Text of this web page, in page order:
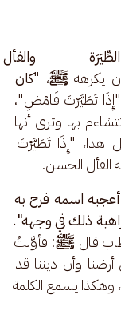
يكرهه ﷺ، "كان
تَطَيَّرْتَ فَامْضِ"،
بها وترى أنها
هذا، "إِذَا تَطَيَّرْتَ
الفأل الحسن.
اسمه فرح به
ذلك في وجهه".
قال ﷺ: فأوَّلتُ
وأن ديننا قد
يسمع الكلمة